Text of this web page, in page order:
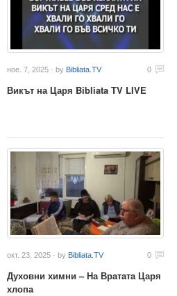
ное. 7, 2025 · by Bibliata.TV 0
Викът на Царя Bibliata TV LIVE
окт. 23, 2025 · by Bibliata.TV 0
Духовни химни – На Вратата Царя
хлопа